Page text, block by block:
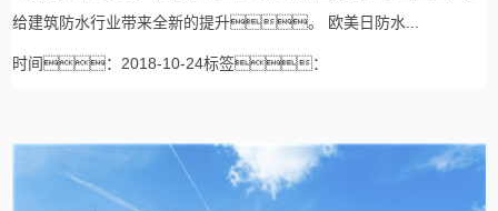
给建筑防水行业带来全新的提升。 欧美日防水...
时间：2018-10-24标签：